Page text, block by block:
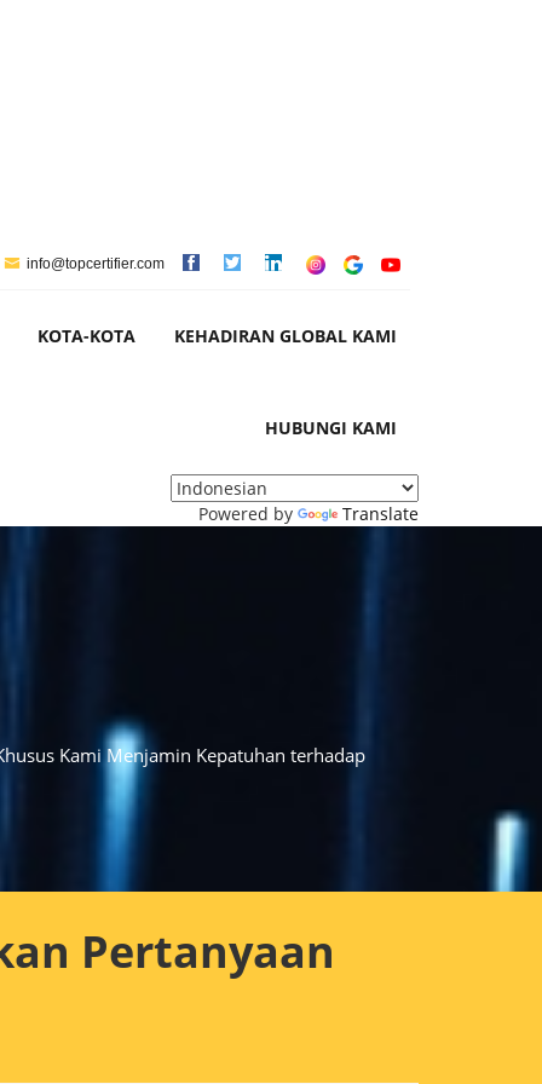
info@topcertifier.com
KOTA-KOTA KEHADIRAN GLOBAL KAMI
HUBUNGI KAMI
Powered by Translate
Kami Menjamin Kepatuhan terhadap
Pertanyaan